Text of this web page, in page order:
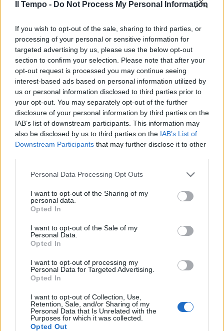
Il Tempo - Do Not Process My Personal Information
If you wish to opt-out of the sale, sharing to third parties, or
processing of your personal or sensitive information for
targeted advertising by us, please use the below opt-out
section to confirm your selection. Please note that after your
opt-out request is processed you may continue seeing
interest-based ads based on personal information utilized by
us or personal information disclosed to third parties prior to
your opt-out. You may separately opt-out of the further
disclosure of your personal information by third parties on the
IAB’s list of downstream participants. This information may
also be disclosed by us to third parties on the IAB’s List of
Downstream Participants that may further disclose it to other
Personal Data Processing Opt Outs
I want to opt-out of the Sharing of my
personal data.
Opted In
I want to opt-out of the Sale of my
Personal Data.
Opted In
I want to opt-out of processing my
Personal Data for Targeted Advertising.
Opted In
I want to opt-out of Collection, Use,
Retention, Sale, and/or Sharing of my
Personal Data that Is Unrelated with the
Purposes for which it was collected.
Opted Out